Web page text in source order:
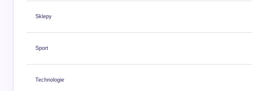
Sklepy
Sport
Technologie